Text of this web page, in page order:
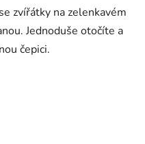
zvířátky na zelenkavém
Jednoduše otočíte a
čepici.